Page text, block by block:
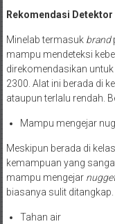
Rekomendasi
Minelab termasuk brand
mampu mendeteksi
direkomendasikan
2300. Alat ini berada di
ataupun terlalu rendah.
Mampu mengejar
Meskipun berada di
kemampuan yang
mampu mengejar
biasanya sulit ditangkap.
Tahan air